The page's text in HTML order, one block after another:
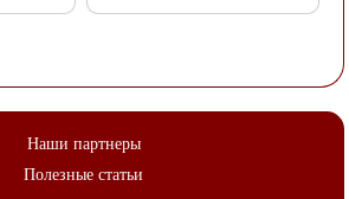
Наши партнеры
Полезные статьи